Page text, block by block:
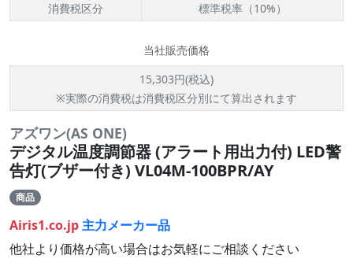
消費税区分
標準税率（10%）
当社販売価格
15,303円(税込)
※実際の消費税は消費税区分別にて算出されます
アズワン(AS ONE)
デジタル温度調節器 (アラート用出力付) LED警
告灯(ブザー付き) VL04M-100BPR/AY
商品
Airis1.co.jp主力メーカー品
他社より価格が高い場合はお気軽にご相談ください